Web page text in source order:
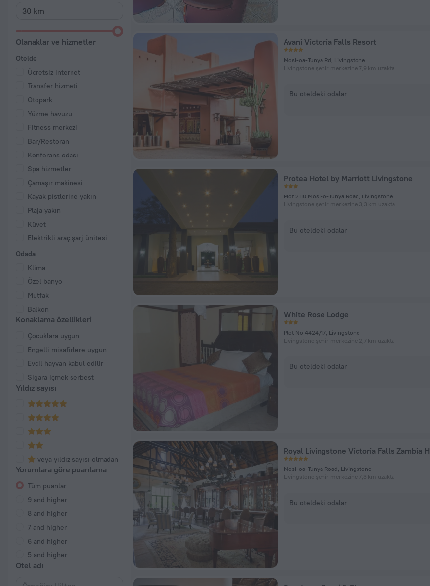
Olanaklar ve hizmetler
Otelde
Ücretsiz internet
Transfer hizmeti
Otopark
Yüzme havuzu
Fitness merkezi
Bar/Restoran
Konferans odası
Spa hizmetleri
Çamaşır makinesi
Kayak pistlerine yakın
Plaja yakın
Küvet
Elektrikli araç şarj ünitesi
Odada
Klima
Özel banyo
Mutfak
Balkon
Konaklama özellikleri
Çocuklara uygun
Engelli misafirlere uygun
Evcil hayvan kabul edilir
Sigara içmek serbest
Yıldız sayısı
veya yıldız sayısı olmadan
Yorumlara göre puanlama
Tüm puanlar
9 and higher
8 and higher
7 and higher
6 and higher
5 and higher
Otel adı
Avani Victoria Falls Resort
Mosi-oa-Tunya Rd, Livingstone
Livingstone şehir merkezine 7,9 km uzakta
Bu oteldeki odalar
Protea Hotel by Marriott Livingstone
Plot 2110 Mosi-o-Tunya Road, Livingstone
Livingstone şehir merkezine 3,3 km uzakta
Bu oteldeki odalar
White Rose Lodge
Plot No 4424/17, Livingstone
Livingstone şehir merkezine 2,7 km uzakta
Bu oteldeki odalar
Mosi-oa-Tunya Road, Livingstone
Livingstone şehir merkezine 7,3 km uzakta
Bu oteldeki odalar